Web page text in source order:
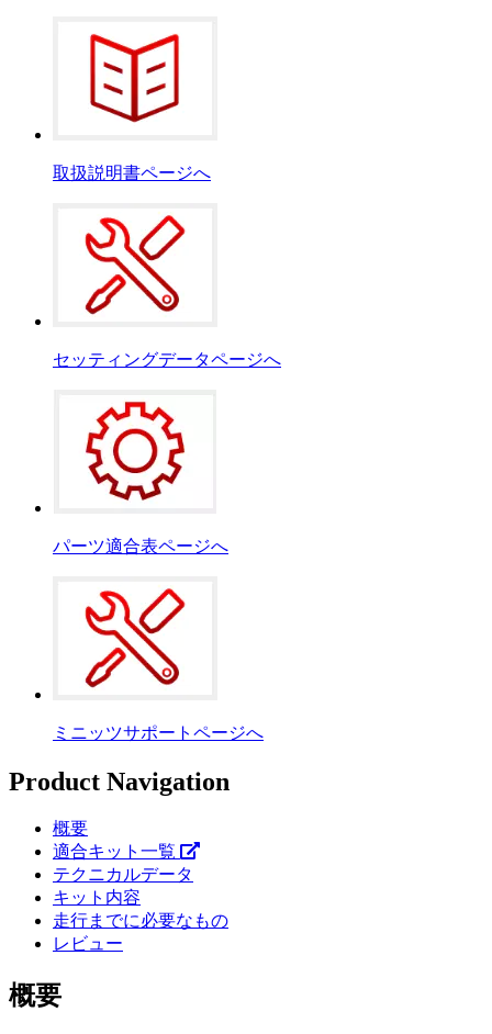
取扱説明書ページへ
セッティングデータページへ
パーツ適合表ページへ
ミニッツサポートページへ
Product Navigation
概要
適合キット一覧
テクニカルデータ
キット内容
走行までに必要なもの
レビュー
概要